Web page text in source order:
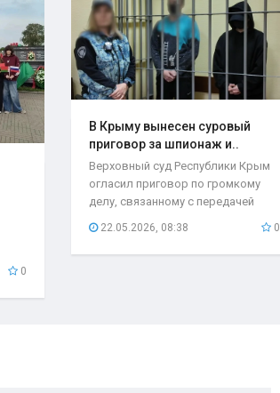
0
В Крыму вынесен суровый
приговор за шпионаж и..
Верховный суд Республики Крым
огласил приговор по громкому
делу, связанному с передачей
22.05.2026, 08:38 0